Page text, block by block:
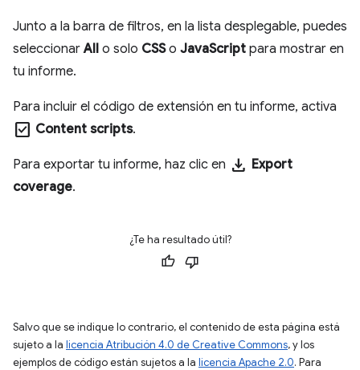
Junto a la barra de filtros, en la lista desplegable, puedes
seleccionarAll o solo CSSo JavaScript para mostrar en
tu informe.
Para incluir el código de extensión en tu informe, activa
check_box Content scripts.
Para exportar tu informe, haz clic en download Export
coverage.
¿Te ha resultado útil?
Salvo que se indique lo contrario, el contenido de esta página está
sujeto a la licencia Atribución 4.0 de Creative Commons, y los
ejemplos de código están sujetos a la licencia Apache 2.0. Para